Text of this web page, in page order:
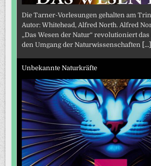
Die Tarner-Vorlesungen gehalten am
Autor: Whitehead, Alfred North. Alfred
„Das Wesen der Natur“ revolutioniert
den Umgang der Naturwissenschaften [...]
Unbekannte Naturkräfte